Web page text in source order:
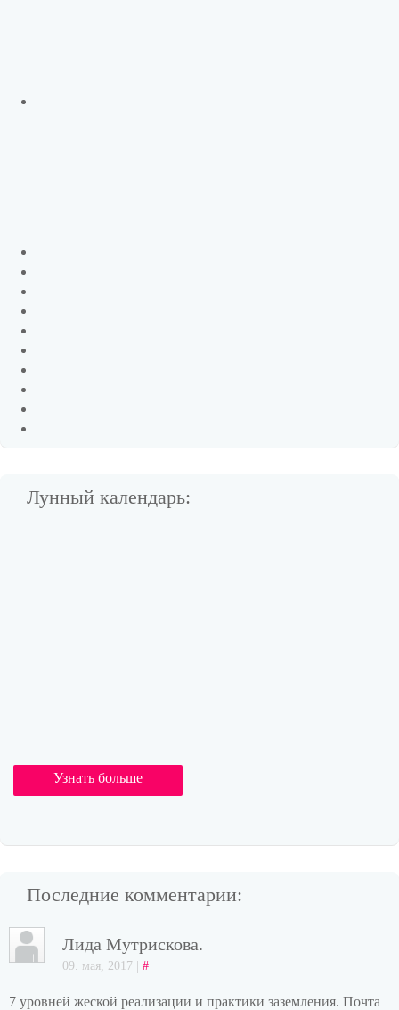
Лунный календарь:
Узнать больше
Последние комментарии:
Лида Мутрискова.
09. мая, 2017 | #
7 уровней жеской реализации и практики заземления. Почта